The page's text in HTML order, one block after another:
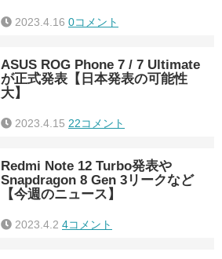
2023.4.16 0コメント
ASUS ROG Phone 7 / 7 Ultimate
が正式発表【日本発表の可能性
大】
2023.4.15 22コメント
Redmi Note 12 Turbo発表や
Snapdragon 8 Gen 3リークなど
【今週のニュース】
2023.4.2 4コメント